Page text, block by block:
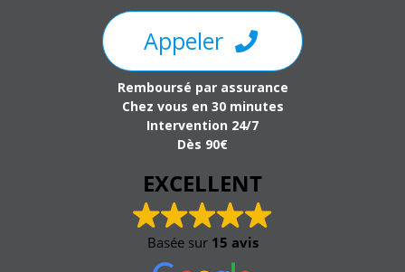
Appeler
Remboursé par assurance
Chez vous en 30 minutes
Intervention 24/7
Dès 90€
EXCELLENT
Basée sur 15 avis